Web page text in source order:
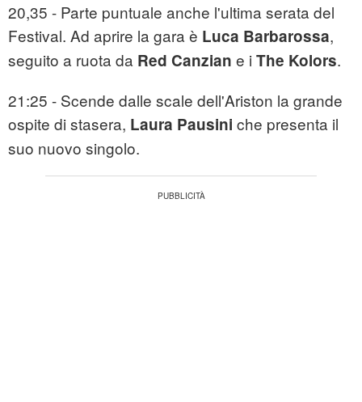
20,35 - Parte puntuale anche l'ultima serata del
Festival. Ad aprire la gara è Luca Barbarossa,
seguito a ruota da Red Canzian e i The Kolors.
21:25 - Scende dalle scale dell'Ariston la grande
ospite di stasera, Laura Pausini che presenta il
suo nuovo singolo.